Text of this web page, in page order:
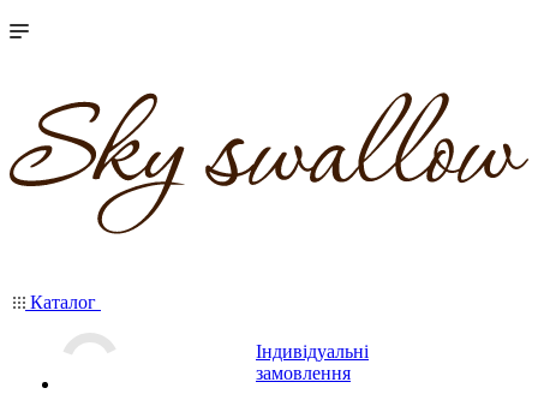
Каталог
Індивідуальні
замовлення